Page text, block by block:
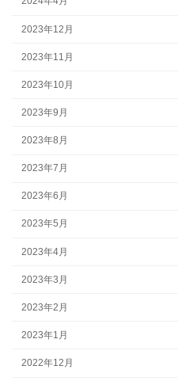
2023年12月
2023年11月
2023年10月
2023年9月
2023年8月
2023年7月
2023年6月
2023年5月
2023年4月
2023年3月
2023年2月
2023年1月
2022年12月